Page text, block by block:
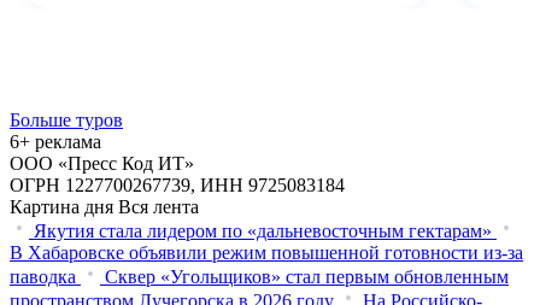
Больше туров
6+ реклама
ООО «Пресс Код ИТ»
ОГРН 1227700267739, ИНН 9725083184
Картина дня Вся лента
Якутия стала лидером по «дальневосточным гектарам»
В Хабаровске объявили режим повышенной готовности из‑за
паводка
Сквер «Угольщиков» стал первым обновленным
пространством Лучегорска в 2026 году
На Российско-